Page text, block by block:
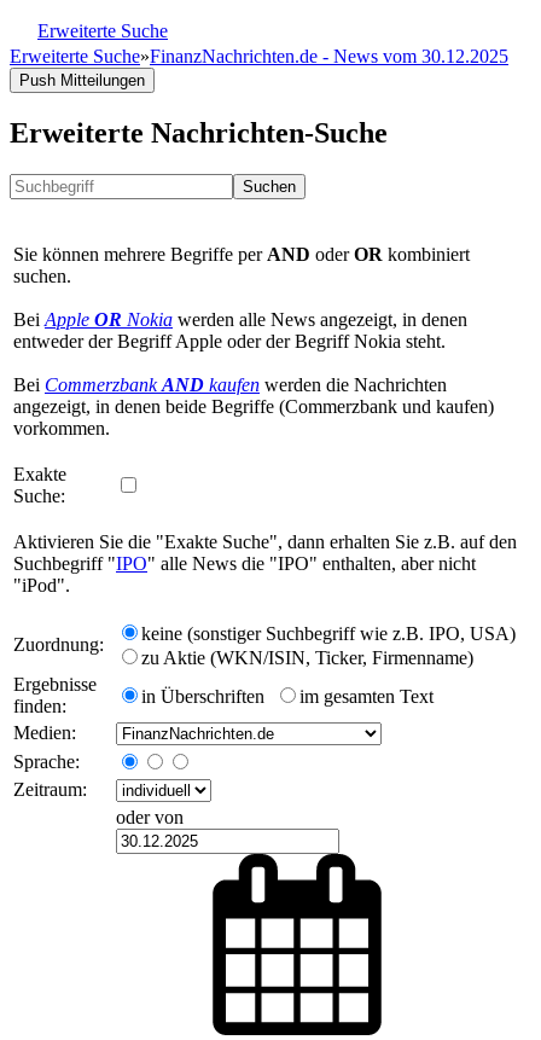
Erweiterte Suche
Erweiterte Suche»FinanzNachrichten.de - News vom 30.12.2025
Push Mitteilungen
Erweiterte Nachrichten-Suche
Suchen
Sie können mehrere Begriffe per AND oderOR kombiniert
suchen.
Bei Apple OR Nokia werden alle News angezeigt, in denen
entweder der Begriff Apple oder der Begriff Nokia steht.
Bei CommerzbankAND kaufen werden die Nachrichten
angezeigt, in denen beide Begriffe (Commerzbank und kaufen)
vorkommen.
Exakte
Suche:
Aktivieren Sie die "Exakte Suche", dann erhalten Sie z.B. auf den
Suchbegriff "IPO" alle News die "IPO" enthalten, aber nicht
"iPod".
Zuordnung:
keine (sonstiger Suchbegriff wie z.B. IPO, USA)
zu Aktie (WKN/ISIN, Ticker, Firmenname)
Ergebnisse
finden:
in Überschriften
im gesamten Text
Medien:
Sprache:
Zeitraum:
oder von